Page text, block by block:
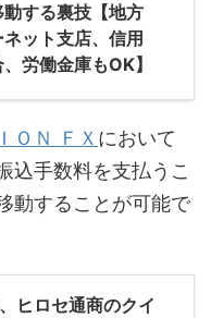
する裏技【地方
ット支店、信用
労働金庫もOK】
ＯＮ ＦＸ において
込手数料を支払うこ
動することが可能で
ヒロセ通商のクイ